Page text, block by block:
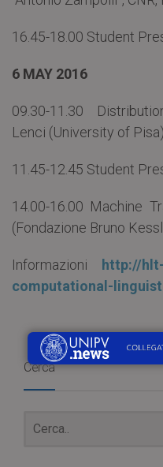
16.45-18.00 Student
6 MAY 2016
09.30-11.30
Lenci (University of Pisa)
11.45-12.45 Student
14.00-16.00 Machine
(Fondazione Bruno
Informazioni http://
computational-
Cerca